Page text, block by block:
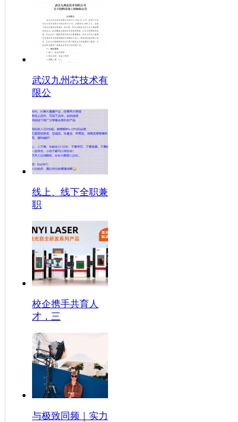
武汉九州芯技术有
限公
线上、线下全职兼
职
校企携手共育人
才，三
与极致同频｜实力